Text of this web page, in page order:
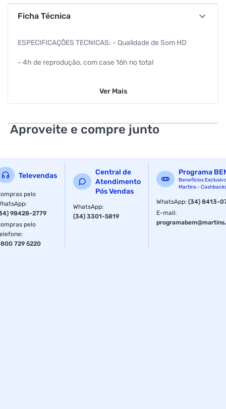
Ficha Técnica
ESPECIFICAÇÕES TECNICAS: - Qualidade de Som HD
- 4h de reprodução, com case 16h no total
- Microfone para chamadas viva-voz
- IPX5 Resistente a água
- Controle play pausa Touch em ambos os fones.
- Localização via app Hubble Connect
- Compatível com Assistente pessoal CONTEÚDO DA
CAIXA:
Fones de ouvido wireless + Estojo de carregamento + Cabo
Ver Mais
Aproveite e compre junto
Televendas
pelo
:
98428-2779
pelo
:
729 5220
Central de
Atendimento
Pós Vendas
WhatsApp:
(34) 3301-5819
Programa
Benefícios
Martins -
WhatsApp:(34) 8413-
E-mail: